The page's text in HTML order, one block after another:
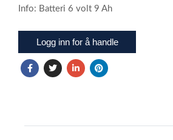
Info: Batteri 6 volt 9 Ah
Logg inn for å handle